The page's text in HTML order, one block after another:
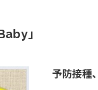
」
予防接種